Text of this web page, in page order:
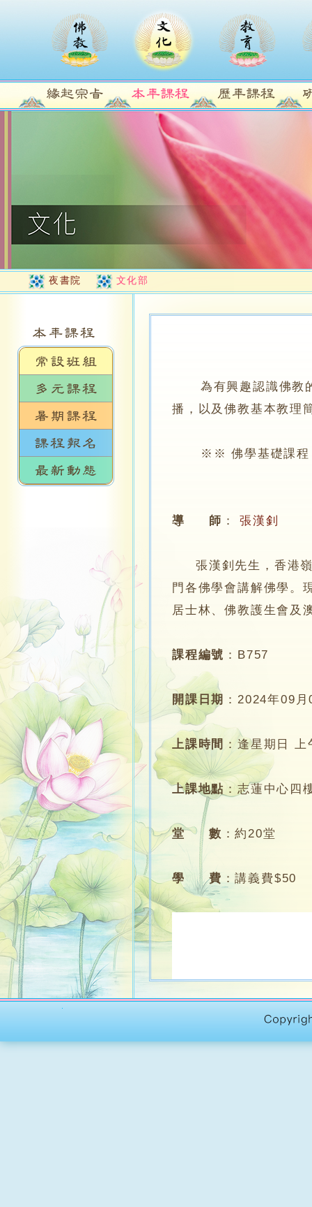
夜書院 文化部
為有興趣認識佛教的
播，以及佛教基本教理
※※ 佛學基礎課程
導 師 ： 張漢釗
張漢釗先生，香港嶺
門各佛學會講解佛學。
居士林、佛教護生會及
課程編號 ： B757
開課日期 ：2024年09月
上課時間 ：逢星期日
上課地點 ：志蓮中心四
堂 數 ：約20堂
學 費 ：講義費$50